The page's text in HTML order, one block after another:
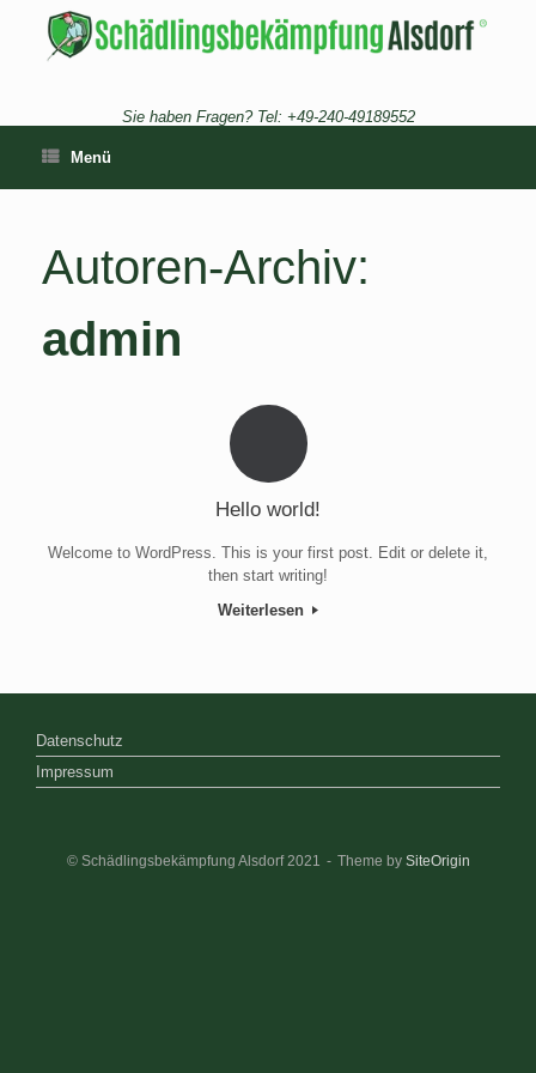
springen
Sie haben Fragen? Tel: +49-240-49189552
Menü
Autoren-Archiv:
admin
Hello world!
Welcome to WordPress. This is your first post. Edit or delete it,
then start writing!
Weiterlesen
Datenschutz
Impressum
© Schädlingsbekämpfung Alsdorf 2021 Theme by SiteOrigin